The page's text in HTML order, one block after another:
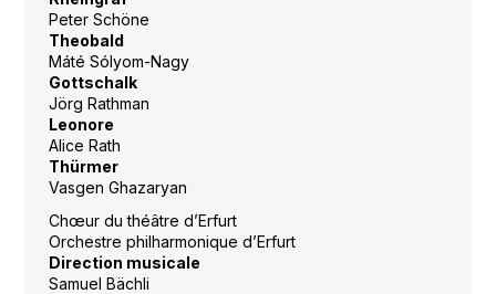
Peter Schöne
Theobald
Máté Sólyom-Nagy
Gottschalk
Jörg Rathman
Leonore
Alice Rath
Thürmer
Vasgen Ghazaryan
Chœur du théâtre d’Erfurt
Orchestre philharmonique d’Erfurt
Direction musicale
Samuel Bächli